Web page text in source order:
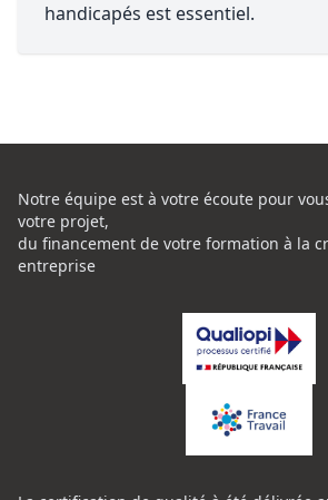
handicapés est essentiel.
Notre équipe est à votre écoute pour
votre projet,
du financement de votre formation à la
entreprise